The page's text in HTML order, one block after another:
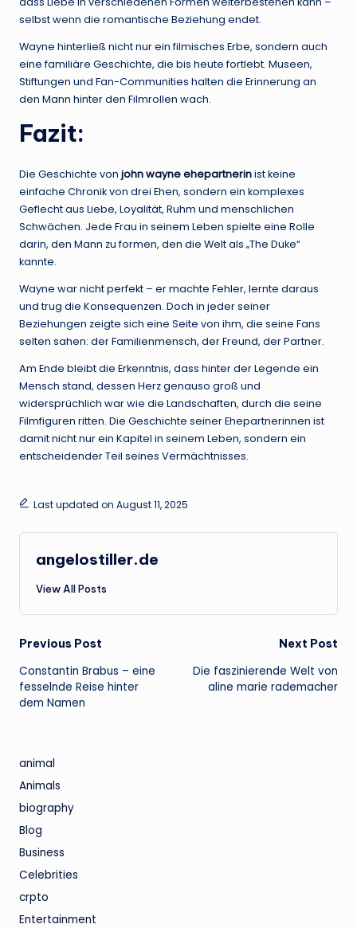
selbst wenn die romantische Beziehung endet.
Wayne hinterließ nicht nur ein filmisches Erbe, sondern auch
eine familiäre Geschichte, die bis heute fortlebt. Museen,
Stiftungen und Fan-Communities halten die Erinnerung an
den Mann hinter den Filmrollen wach.
Fazit:
Die Geschichte von john wayne ehepartnerinist keine
einfache Chronik von drei Ehen, sondern ein komplexes
Geflecht aus Liebe, Loyalität, Ruhm und menschlichen
Schwächen. Jede Frau in seinem Leben spielte eine Rolle
darin, den Mann zu formen, den die Welt als „The Duke“
kannte.
Wayne war nicht perfekt – er machte Fehler, lernte daraus
und trug die Konsequenzen. Doch in jeder seiner
Beziehungen zeigte sich eine Seite von ihm, die seine Fans
selten sahen: der Familienmensch, der Freund, der Partner.
Am Ende bleibt die Erkenntnis, dass hinter der Legende ein
Mensch stand, dessen Herz genauso groß und
widersprüchlich war wie die Landschaften, durch die seine
Filmfiguren ritten. Die Geschichte seiner Ehepartnerinnen ist
damit nicht nur ein Kapitel in seinem Leben, sondern ein
entscheidender Teil seines Vermächtnisses.
Last updated on August 11, 2025
angelostiller.de
View All Posts
Post
navigation
Previous Post
Constantin Brabus – eine
fesselnde Reise hinter
dem Namen
Next Post
Die faszinierende Welt von
aline marie rademacher
animal
Animals
biography
Blog
Business
Celebrities
crpto
Entertainment